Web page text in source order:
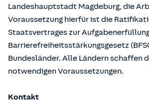
Landeshauptstadt Magdeburg, die
Voraussetzung hierfür ist die
Staatsvertrages zur
Barrierefreiheitsstärkungsgesetz
Bundesländer. Alle Ländern schaffen
notwendigen Voraussetzungen.
Kontakt